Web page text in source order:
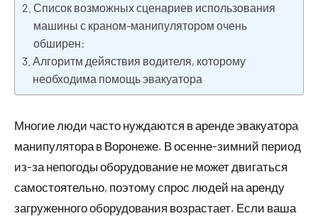
Список возможных сценариев использования
машины с краном-манипулятором очень
обширен:
Алгоритм дейяствия водителя, которому
необходима помощь эвакуатора
Многие люди часто нуждаются в аренде эвакуатора
манипулятора в Воронеже. В осенне-зимний период
из-за непогоды оборудование не может двигаться
самостоятельно, поэтому спрос людей на аренду
загруженного оборудования возрастает. Если ваша